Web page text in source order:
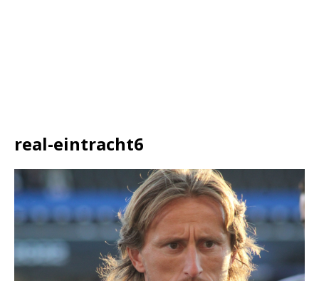
real-eintracht6